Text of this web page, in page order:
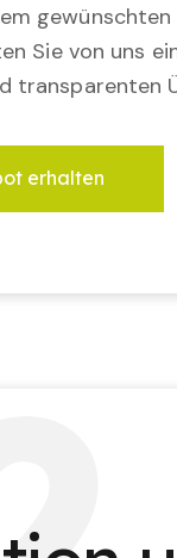
Sie von uns
transparenten
erhalten